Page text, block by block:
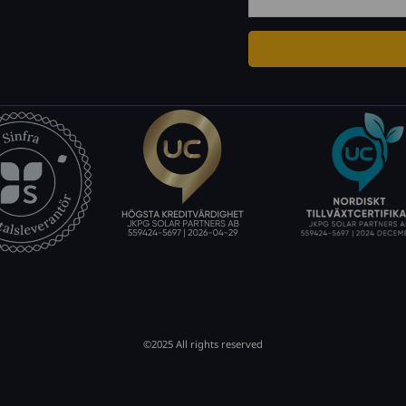
©2025 All rights reserved